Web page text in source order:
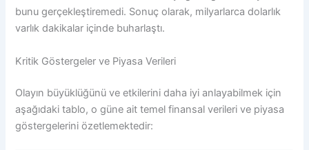
bunu gerçekleştiremedi. Sonuç olarak, milyarlarca dolarlık
varlık dakikalar içinde buharlaştı.
Kritik Göstergeler ve Piyasa Verileri
Olayın büyüklüğünü ve etkilerini daha iyi anlayabilmek için
aşağıdaki tablo, o güne ait temel finansal verileri ve piyasa
göstergelerini özetlemektedir: